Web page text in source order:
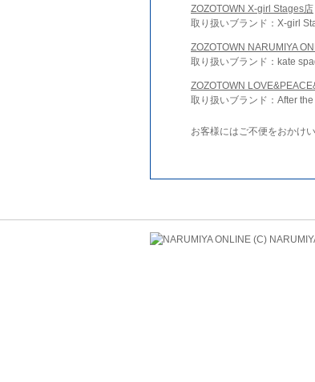
ZOZOTOWN X-girl Stages店
取り扱いブランド：X-girl
ZOZOTOWN NARUMIYA
取り扱いブランド：kate
ZOZOTOWN
取り扱いブランド：After
お客様にはご不便をおかけ